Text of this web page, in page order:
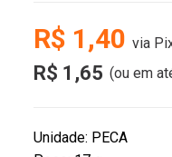
R$ 1,40 via
R$ 1,65 (ou em
Unidade: PECA